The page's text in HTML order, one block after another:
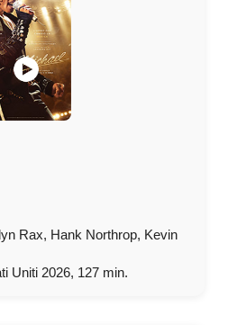
Rax, Hank Northrop, Kevin
Uniti 2026, 127 min.